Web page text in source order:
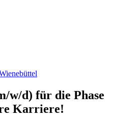
w/d) für die Phase
Karriere!